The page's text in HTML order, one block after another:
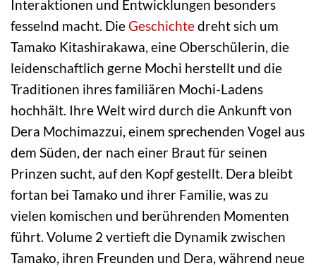
Interaktionen und Entwicklungen besonders
fesselnd macht. DieGeschichtedreht sich um
Tamako Kitashirakawa, eine Oberschülerin, die
leidenschaftlich gerne Mochi herstellt und die
Traditionen ihres familiären Mochi-Ladens
hochhält. Ihre Welt wird durch die Ankunft von
Dera Mochimazzui, einem sprechenden Vogel aus
dem Süden, der nach einer Braut für seinen
Prinzen sucht, auf den Kopf gestellt. Dera bleibt
fortan bei Tamako und ihrer Familie, was zu
vielen komischen und berührenden Momenten
führt. Volume 2 vertieft die Dynamik zwischen
Tamako, ihren Freunden und Dera, während neue